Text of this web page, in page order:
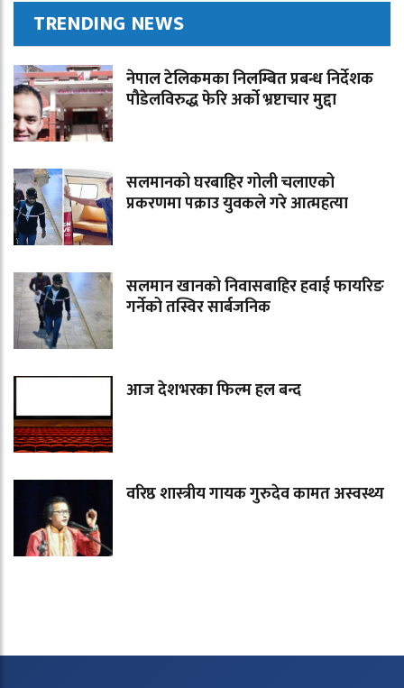
TRENDING NEWS
नेपाल टेलिकमका निलम्बित प्रबन्ध निर्देशक
पौडेलविरुद्ध फेरि अर्को भ्रष्टाचार मुद्दा
सलमानको घरबाहिर गोली चलाएको
प्रकरणमा पक्राउ युवकले गरे आत्महत्या
सलमान खानको निवासबाहिर हवाई फायरिङ
गर्नेको तस्विर सार्बजनिक
आज देशभरका फिल्म हल बन्द
वरिष्ठ शास्त्रीय गायक गुरुदेव कामत अस्वस्थ्य